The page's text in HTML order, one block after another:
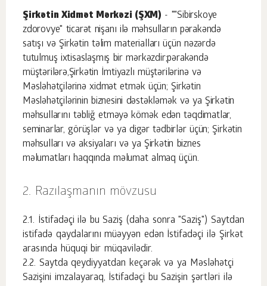
Şirkətin Xidmət Mərkəzi (ŞXM) - ""Sibirskoye
zdorovye" ticarət nişanı ilə məhsulların pərakəndə
satışı və Şirkətin təlim materialları üçün nəzərdə
tutulmuş ixtisaslaşmış bir mərkəzdir;pərakəndə
müştərilərə,Şirkətin İmtiyazlı müştərilərinə və
Məsləhətçilərinə xidmət etmək üçün; Şirkətin
Məsləhətçilərinin biznesini dəstəkləmək və ya Şirkətin
məhsullarını təbliğ etməyə kömək edən təqdimatlar,
seminarlar, görüşlər və ya digər tədbirlər üçün; Şirkətin
məhsulları və aksiyaları və ya Şirkətin biznes
məlumatları haqqında məlumat almaq üçün.
Razılaşmanın mövzusu
İstifadəçi ilə bu Saziş (daha sonra "Saziş") Saytdan
istifadə qaydalarını müəyyən edən İstifadəçi ilə Şirkət
arasında hüquqi bir müqavilədir.
Saytda qeydiyyatdan keçərək və ya Məsləhətçi
Sazişini imzalayaraq, İstifadəçi bu Sazişin şərtləri ilə